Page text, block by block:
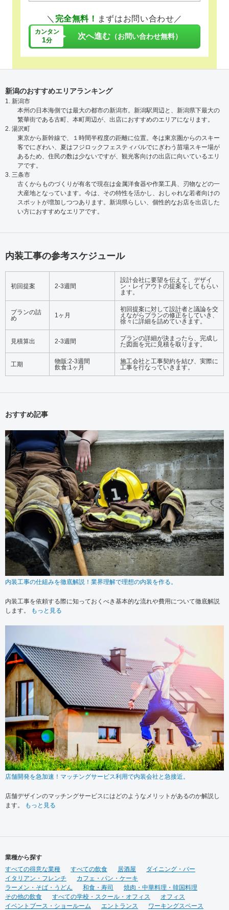
＼ 完全無料！ まずはお問い合わせ／
カンタン
1分 次へ進む （お問い合わせ無料）
新潟のおすすめエリアランキング
1. 新潟市
本州の日本海側では最大の都市の新潟市。新潟駅周辺と、新潟県下最大の
繁華街である古町、本町周辺が、出店におすすめのエリアになります。
2. 湯沢町
東京から新幹線で、１時間半程度の距離に位置。冬は東京圏からのスキー
客でにぎわい、夏はフジロックフェスティバルでにぎわう苗場スキー場が
あるため、住民の数は少ないですが、観光客向けの出店に向いているエリ
アです。
3. 三条市
古くからものづくりが有名で現在は金属洋食器や作業工具、刃物などの一
大産地となっています。今は、その特性を活かし、おしゃれな若者向けの
スポットが増加しつつあります。新潟県らしい、個性的なお店を出店した
い方におすすめなエリアです。
内装工事の参考スケジュール
初回提案 2-3週間
設計会社に要望を伝えて、デザイ
ン・レイアウトの提案をしてもらい
ます。
プランの詰
め
1ヶ月
初回提案に対して設計者と議論を交
えながらプランの修正をしていき、
徐々に詳細を詰めていきます。
見積算出 2-3週間
プランの詳細が決まったら、完成し
た図面を元に見積を取ります。
工期
物販:2-3週間
飲食:1ヶ月
施工会社と工事契約を結び、実際に
工事を行なっていきます。
おすすめ記事
内装工事の仕組みを徹底解説！業界理解で理想の内装を作る。
内装工事を依頼する際に知っておくべき基本的な流れや費用について徹底解説
します。
もっと見る
店舗開発を急加速！マッチングサービス利用で内装会社と急接近。
店舗デザインのマッチングサービスにはどのようなメリットがあるのか解説し
ます。
もっと見る
業種から探す
すべての得意な業種
すべての飲食 居酒屋
ダイニング・バー
イタリアン・フレンチ
カフェ・パン・ケーキ
ラーメン・そば・うどん
和食・寿司
焼肉・中華料理・韓国料理
その他の飲食
すべての学校・スクール・オフィス
オフィス
イベントブース・ショールーム
エントランス
ワーキングスペース